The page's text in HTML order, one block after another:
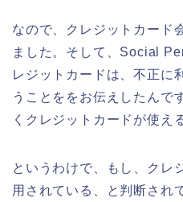
なので、クレジットカード
ました。そして、Social
レジットカードは、不正に
うことををお伝えしたんで
くクレジットカードが使え
というわけで、もし、クレ
用されている、と判断され